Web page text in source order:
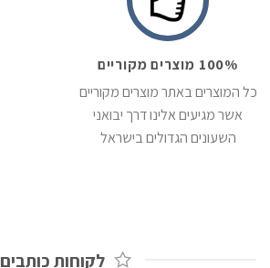
100% מוצרים מקוריים
כל המוצרים באתר מוצרים מקוריים
אשר מגיעים אלינו דרך יבואני
השעונים הגדולים בישראל
לקוחות כותבים